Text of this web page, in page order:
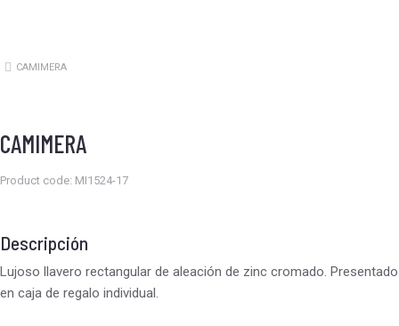
Estás aquí:
CAMIMERA
CAMIMERA
Product code: MI1524-17
Descripción
Lujoso llavero rectangular de aleación de zinc cromado. Presentado
en caja de regalo individual.